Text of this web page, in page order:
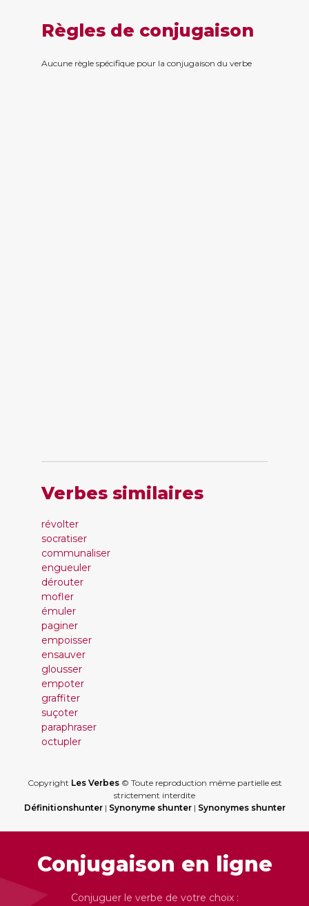
Règles de conjugaison
Aucune règle spécifique pour la conjugaison du verbe
Verbes similaires
révolter
socratiser
communaliser
engueuler
dérouter
mofler
émuler
paginer
empoisser
ensauver
glousser
empoter
graffiter
suçoter
paraphraser
octupler
Copyright Les Verbes© Toute reproduction même partielle est
strictement interdite
Définitionshunter| Synonyme shunter| Synonymes shunter
Conjugaison en ligne
Conjuguer le verbe de votre choix :